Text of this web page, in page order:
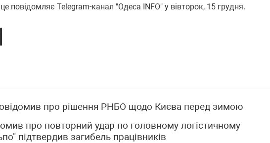
повідомляє Telegram-канал "Одеса INFO" у вівторок, 15 грудня.
про рішення РНБО щодо Києва перед зимою
про повторний удар по головному логістичному
підтвердив загибель працівників